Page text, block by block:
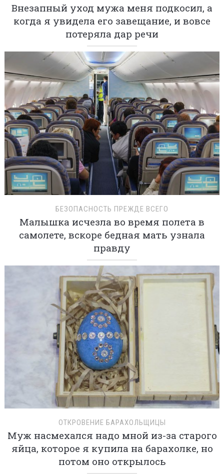
Внезапный уход мужа меня подкосил, а
когда я увидела его завещание, и вовсе
потеряла дар речи
БЕЗОПАСНОСТЬ ПРЕЖДЕ ВСЕГО
Малышка исчезла во время полета в
самолете, вскоре бедная мать узнала
правду
ОТКРОВЕНИЕ БАРАХОЛЬЩИЦЫ
Муж насмехался надо мной из-за старого
яйца, которое я купила на барахолке, но
потом оно открылось